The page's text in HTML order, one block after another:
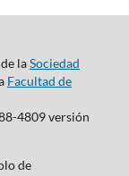
laSociedad
Facultad de
4809 versión
de